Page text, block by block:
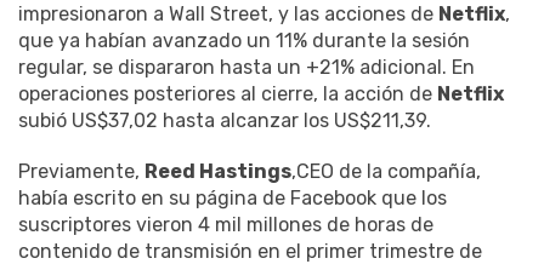
impresionaron a Wall Street, y las acciones de Netflix,
que ya habían avanzado un 11% durante la sesión
regular, se dispararon hasta un +21% adicional. En
operaciones posteriores al cierre, la acción de Netflix
subió US$37,02 hasta alcanzar los US$211,39.
Previamente, Reed Hastings,CEO de la compañía,
había escrito en su página de Facebook que los
suscriptores vieron 4 mil millones de horas de
contenido de transmisión en el primer trimestre de